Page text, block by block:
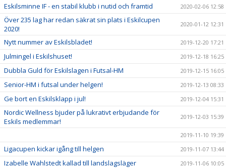
Eskilsminne IF - en stabil klubb i nutid och framtid 2020-02-06 12:58
Över 235 lag har redan säkrat sin plats i Eskilcupen
2020!
2020-01-12 12:31
Nytt nummer av Eskilsbladet! 2019-12-20 17:21
Julmingel i Eskilshuset! 2019-12-18 16:25
Dubbla Guld för Eskilslagen i Futsal-HM 2019-12-15 16:05
Senior-HM i futsal under helgen! 2019-12-13 08:33
Ge bort en Eskilsklapp i jul! 2019-12-04 15:31
Nordic Wellness bjuder på lukrativt erbjudande för
Eskils medlemmar!
2019-12-03 15:39
2019-11-10 19:39
Ligacupen kickar igång till helgen 2019-11-07 13:44
Izabelle Wahlstedt kallad till landslagsläger 2019-11-06 10:05